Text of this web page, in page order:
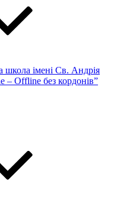
школа імені Св. Андрія
– Offline без кордонів”